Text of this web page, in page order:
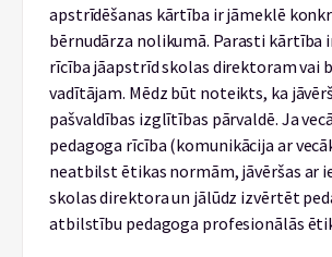
apstrīdēšanas kārtība ir jāmeklē
bērnudārza nolikumā. Parasti kārtība
rīcība jāapstrīd skolas direktoram vai
vadītājam. Mēdz būt noteikts, ka
pašvaldības izglītības pārvaldē. Ja
pedagoga rīcība (komunikācija ar
neatbilst ētikas normām, jāvēršas ar
skolas direktora un jālūdz izvērtēt
atbilstību pedagoga profesionālās